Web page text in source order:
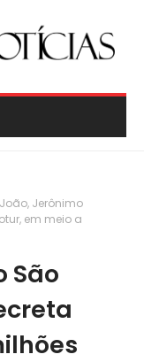
Jerônimo
em meio a
São